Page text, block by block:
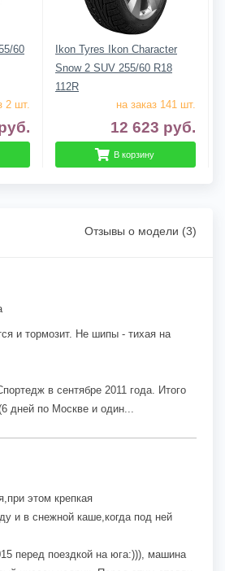
60
2 шт.
Ikon Tyres Ikon Character
Snow 2 SUV 255/60 R18
112R
на заказ 141 шт.
12 623 руб.
В корзину
Отзывы о модели (3)
и тормозит. Не шипы - тихая на
в сентябре 2011 года. Итого
дней по Москве и один...
этом крепкая
и в снежной каше,когда под ней
перед поездкой на юга:))), машина